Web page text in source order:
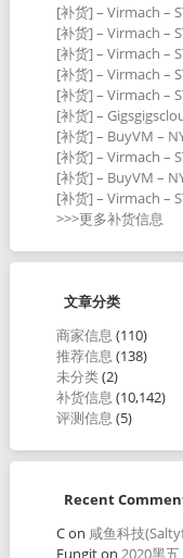
[补货] – Virmach –
[补货] – Virmach –
[补货] – Virmach –
[补货] – Virmach –
[补货] – Virmach –
[补货] –
[补货] – BuyVM –
[补货] – Virmach –
[补货] – BuyVM –
[补货] – Virmach –
>>>更多补货信息
文章分类
商家信息 (110)
推荐信息 (138)
未分类(2)
补货信息 (10,142)
评测信息 (5)
Recent
Con 咸鱼科技
Fungiton 2020黑